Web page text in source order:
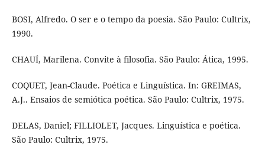
BOSI, Alfredo. O ser e o tempo da poesia. São Paulo: Cultrix,
1990.
CHAUÍ, Marilena. Convite à filosofia. São Paulo: Ática, 1995.
COQUET, Jean-Claude. Poética e Linguística. In: GREIMAS,
A.J.. Ensaios de semiótica poética. São Paulo: Cultrix, 1975.
DELAS, Daniel; FILLIOLET, Jacques. Linguística e poética.
São Paulo: Cultrix, 1975.